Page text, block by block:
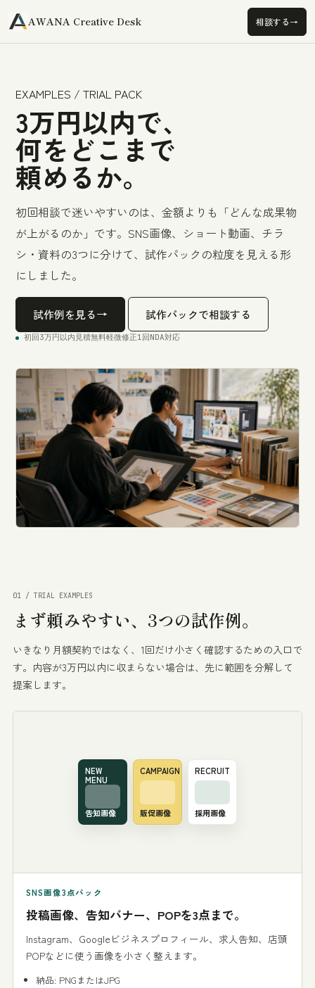
A AWANA Creative Desk 相談する→
EXAMPLES / TRIAL PACK
3万円以内で、
何をどこまで
頼めるか。
初回相談で迷いやすいのは、金額よりも「どんな成果物
が上がるのか」です。SNS画像、ショート動画、チラ
シ・資料の3つに分けて、試作パックの粒度を見える形
にしました。
試作例を見る→ 試作パックで相談する
初回3万円以内 見積無料軽微修正1回NDA対応
01 / TRIAL EXAMPLES
まず頼みやすい、 3つの試作例。
いきなり月額契約ではなく、1回だけ小さく確認するための入口で
す。内容が3万円以内に収まらない場合は、先に範囲を分解して
提案します。
NEW
MENU
告知画像
CAMPAIGN
販促画像
RECRUIT
採用画像
SNS画像3点パック
投稿画像、告知バナー、POPを3点まで。
Instagram、Googleビジネスプロフィール、求人告知、店頭
POPなどに使う画像を小さく整えます。
納品: PNGまたはJPG